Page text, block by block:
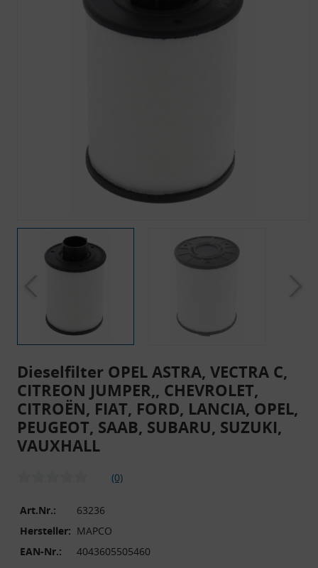
Dieselfilter OPEL ASTRA, VECTRA C,
CITREON JUMPER,, CHEVROLET,
CITROËN, FIAT, FORD, LANCIA, OPEL,
PEUGEOT, SAAB, SUBARU, SUZUKI,
VAUXHALL
(0)
Art.Nr.:
63236
Hersteller: MAPCO
EAN-Nr.:
4043605505460